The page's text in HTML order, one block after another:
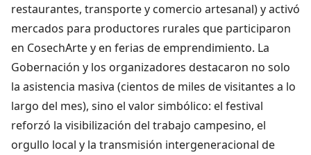
restaurantes, transporte y comercio artesanal) y activó
mercados para productores rurales que participaron
en CosechArte y en ferias de emprendimiento. La
Gobernación y los organizadores destacaron no solo
la asistencia masiva (cientos de miles de visitantes a lo
largo del mes), sino el valor simbólico: el festival
reforzó la visibilización del trabajo campesino, el
orgullo local y la transmisión intergeneracional de